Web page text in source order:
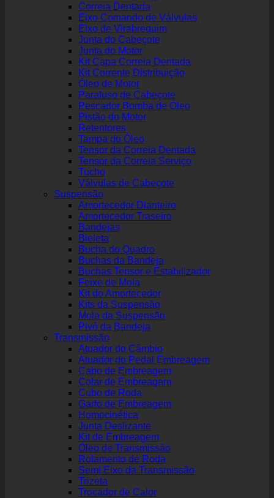
Correia Dentada
Eixo Comando de Válvulas
Eixo de Virabrequim
Junta do Cabeçote
Junta do Motor
Kit Capa Correia Dentada
Kit Corrente Distribuição
Óleo de Motor
Parafuso de Cabeçote
Pescador Bomba de Óleo
Pistão do Motor
Retentores
Tampa do Óleo
Tensor da Correia Dentada
Tensor da Correia Serviço
Tucho
Válvulas de Cabeçote
Suspensão
Amortecedor Dianteiro
Amortecedor Traseiro
Bandejas
Bieleta
Bucha do Quadro
Buchas da Bandeja
Buchas Tensor e Estabilizador
Feixe de Mola
Kit do Amortecedor
Kits da Suspensão
Mola da Suspensão
Pivô da Bandeja
Transmissão
Atuador do Câmbio
Atuador do Pedal Embreagem
Cabo de Embreagem
Colar de Embreagem
Cubo de Roda
Garfo de Embreagem
Homocinética
Junta Deslizante
Kit de Embreagem
Óleo de Transmissão
Rolamento de Roda
Semi Eixo da Transmissão
Trizeta
Trocador de Calor